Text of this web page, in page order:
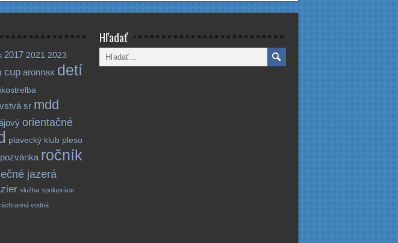
2017 2021 2023
cup aronnax detí
sr mdd
orientačné
plavecký klub pleso
pozvánka ročník
jazerá
služba spolupráce
vodná
Hľadať